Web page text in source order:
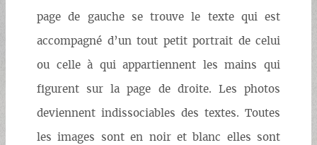
page de gauche se trouve le texte qui est
accompagné d’un tout petit portrait de celui
ou celle à qui appartiennent les mains qui
figurent sur la page de droite. Les photos
deviennent indissociables des textes. Toutes
les images sont en noir et blanc elles sont